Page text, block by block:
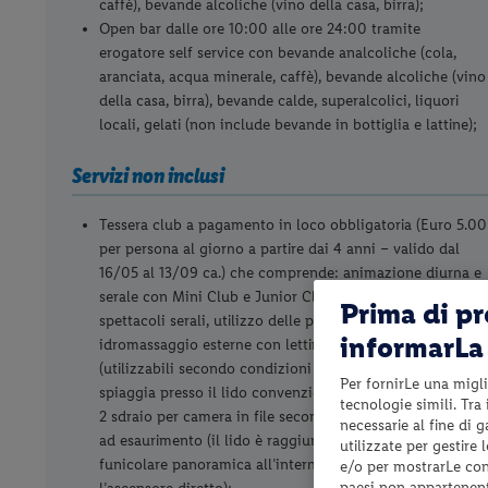
caffè), bevande alcoliche (vino della casa, birra);
Open bar dalle ore 10:00 alle ore 24:00 tramite
erogatore self service con bevande analcoliche (cola,
aranciata, acqua minerale, caffè), bevande alcoliche (vino
della casa, birra), bevande calde, superalcolici, liquori
locali, gelati (non include bevande in bottiglia e lattine);
Servizi non inclusi
Tessera club a pagamento in loco obbligatoria (Euro 5.00
per persona al giorno a partire dai 4 anni – valido dal
16/05 al 13/09 ca.) che comprende: animazione diurna e
serale con Mini Club e Junior Club, piano bar, concerti o
spettacoli serali, utilizzo delle piscine e delle vasche
idromassaggio esterne con lettini fino ad esaurimento
(utilizzabili secondo condizioni metereologiche), servizio
spiaggia presso il lido convenzionato con 1 ombrellone e
2 sdraio per camera in file secondo disponibilità e fino
ad esaurimento (il lido è raggiungibile tramite la
funicolare panoramica all’interno della struttura e
Prima di
Per fornirLe una
tecnologie simili. Tra
necessarie al fine di
utilizzate per gestire
e/o per mostrarLe